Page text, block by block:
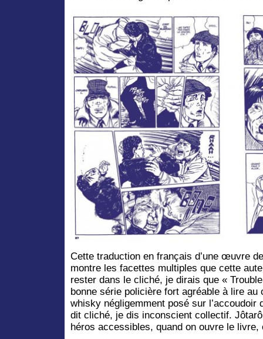
Cette traduction en français d’une œuvre
montre les facettes multiples que cette
rester dans le cliché, je dirais que «
bonne série policière fort agréable à lire au
whisky négligemment posé sur l’accoudoir
dit cliché, je dis inconscient collectif.
héros accessibles, quand on ouvre le livre,